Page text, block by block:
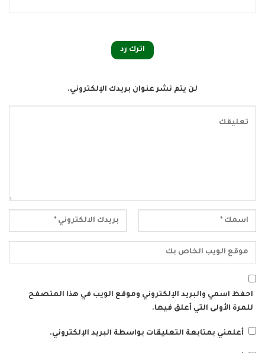
اترك رد
لن يتم نشر عنوان بريدك الإلكتروني.
احفظ اسمي والبريد الإلكتروني وموقع الويب في هذا المتصفح
للمرة الأولى التي أعلق فيها.
أعلمني بمتابعة التعليقات بواسطة البريد الإلكتروني.